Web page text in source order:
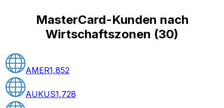
MasterCard-Kunden nach
Wirtschaftszonen (30)
AMER1,852
AUKUS1,728